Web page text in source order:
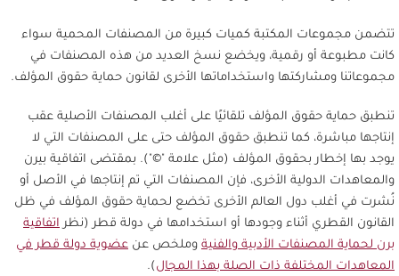
تتضمن مجموعات المكتبة كميات كبيرة من المصنفات المحمية سواء
كانت مطبوعة أو رقمية، ويخضع نسخ العديد من هذه المصنفات في
مجموعاتنا ومشاركتها واستخداماتها الأخرى لقانون حماية حقوق المؤلف.
تنطبق حماية حقوق المؤلف تلقائيًا على أغلب المصنفات الأصلية عقب
إنتاجها مباشرة، كما تنطبق حقوق المؤلف حتى على المصنفات التي لا
يوجد بها إخطار بحقوق المؤلف (مثل علامة "©"). بمقتضى اتفاقية بيرن
والمعاهدات الدولية الأخرى، فإن المصنفات التي تم إنتاجها في الأصل أو
نُشرت في أغلب دول العالم الأخرى تخضع لحماية حقوق المؤلف في ظل
القانون القطري أثناء وجودها أو استخدامها في دولة قطر (نظر اتفاقية
برن لحماية المصنفات الأدبية والفنية وملخص عن عضوية دولة قطر في
المعاهدات المختلفة ذات الصلة بهذا المجال ).